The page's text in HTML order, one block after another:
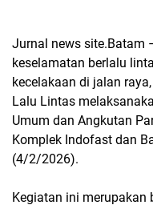
Jurnal news site.Batam
keselamatan berlalu
kecelakaan di jalan
Lalu Lintas
Umum dan Angkutan
Komplek Indofast dan
(4/2/2026).
Kegiatan ini merupakan